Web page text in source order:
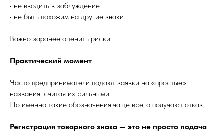
• не вводить в заблуждение
• не быть похожим на другие знаки
Важно заранее оценить риски.
Практический момент
Часто предприниматели подают заявки на «простые»
названия, считая их сильными.
Но именно такие обозначения чаще всего получают отказ.
Регистрация товарного знака — это не просто подача